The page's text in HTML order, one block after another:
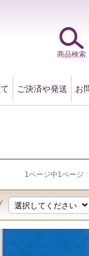
ご決済や発送 お
商品検索
1ページ中1ページ